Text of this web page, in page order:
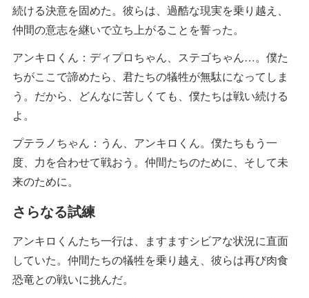
続ける決意を固めた。彼らは、過酷な現実を乗り越え、
仲間の意志を継いで立ち上がることを誓った。
アンキロくん：ディプロちゃん、ステゴちゃん…。僕た
ちがここで諦めたら、君たちの犠牲が無駄になってしま
う。だから、どんなに苦しくても、僕たちは戦い続ける
よ。
プテラノちゃん：うん、アンキロくん。僕たちもう一
度、力を合わせて戦おう。仲間たちのために、そして未
来のために。
さらなる試練
アンキロくんたち一行は、ますますシビアな状況に直面
していた。仲間たちの犠牲を乗り越え、彼らは再び肉食
恐竜との戦いに挑んだ。